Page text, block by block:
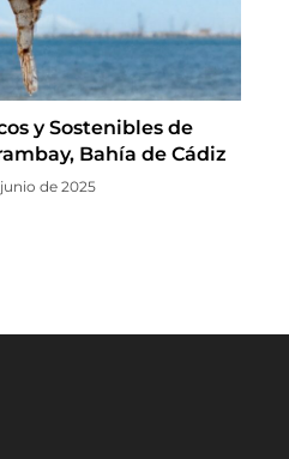
y Sostenibles de
Bahía de Cádiz
de 2025